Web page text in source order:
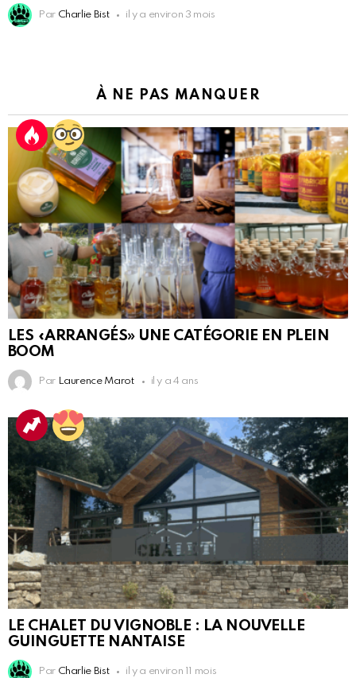
Par Charlie Bist il y a environ 3 mois
À NE PAS MANQUER
LES «ARRANGÉS» UNE CATÉGORIE EN PLEIN
BOOM
Par Laurence Marot il y a 4 ans
LE CHALET DU VIGNOBLE : LA NOUVELLE
GUINGUETTE NANTAISE
Par Charlie Bist il y a environ 11 mois